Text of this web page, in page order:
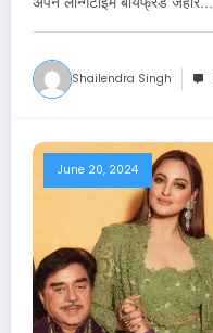
Shailendra Singh
June 20, 2024